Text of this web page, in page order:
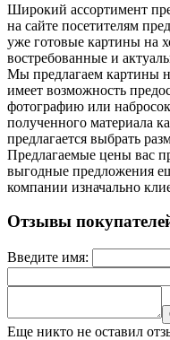
Широкий ассортимент
на сайте посетителям
уже готовые картины на
востребованные и
Мы предлагаем картины
имеет возможность
фотографию или
полученного материала
предлагается выбрать
Предлагаемые цены вас
выгодные предложения
компании изначально
Отзывы
Введите имя:
Еще никто не оставил